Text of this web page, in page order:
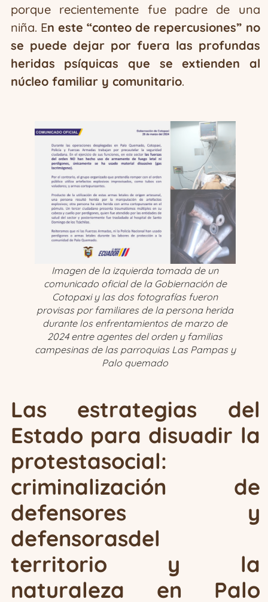
porque recientemente fue padre de una
niña. En este “conteo de repercusiones” no
se puede dejar por fuera las profundas
heridas psíquicas que se extienden al
núcleo familiar y comunitario.
Imagen de la izquierda tomada de un
comunicado oficial de la Gobiernación de
Cotopaxi y las dos fotografías fueron
provisas por familiares de la persona herida
durante los enfrentamientos de marzo de
2024 entre agentes del orden y familias
campesinas de las parroquias Las Pampas y
Palo quemado
Las estrategias del
Estado para disuadir la
protestasocial:
criminalización de
defensores y
defensorasdel
territorio y la
naturaleza en Palo